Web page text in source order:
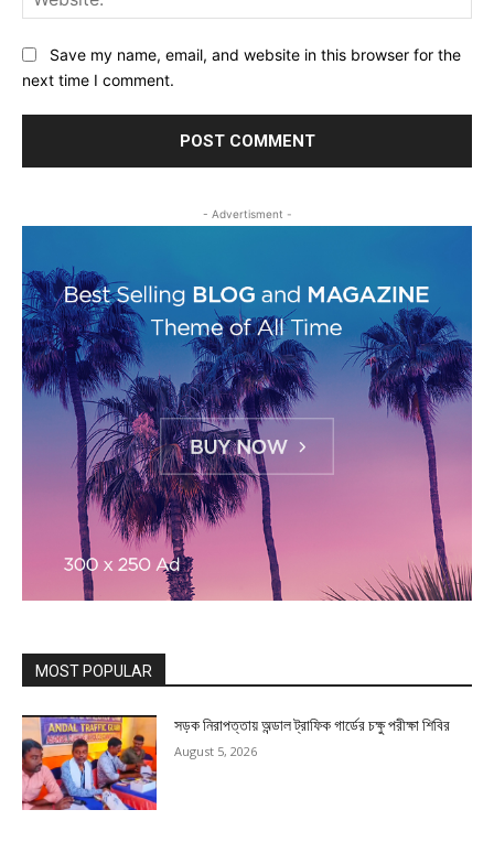
Save my name, email, and website in this browser for the
next time I comment.
- Advertisment -
MOST POPULAR
সড়ক নিরাপত্তায় অন্ডাল ট্রাফিক গার্ডের চক্ষু পরীক্ষা শিবির
August 5, 2026